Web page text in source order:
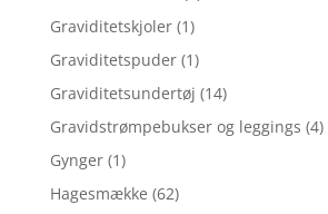
Graviditetskjoler (1)
Graviditetspuder (1)
Graviditetsundertøj (14)
Gravidstrømpebukser og leggings (4)
Gynger (1)
Hagesmække (62)